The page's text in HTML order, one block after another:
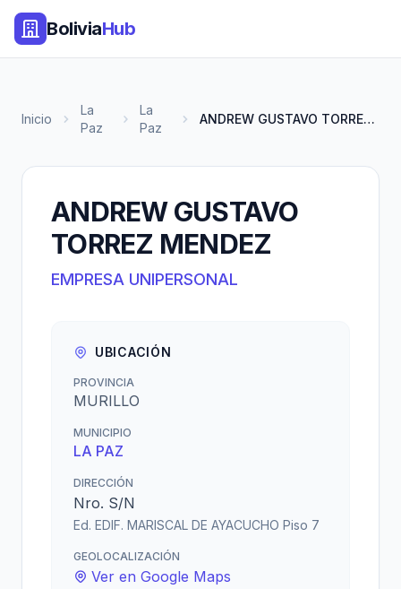
BoliviaHub
Inicio
La
Paz
La
Paz
ANDREW GUSTAVO TORREZ MENDEZ
ANDREW GUSTAVO
TORREZ MENDEZ
EMPRESA UNIPERSONAL
UBICACIÓN
PROVINCIA
MURILLO
MUNICIPIO
LA PAZ
DIRECCIÓN
Nro. S/N
Ed. EDIF. MARISCAL DE AYACUCHO Piso 7
GEOLOCALIZACIÓN
Ver en Google Maps